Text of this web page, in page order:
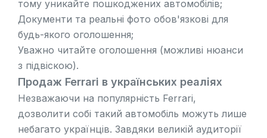
тому уникайте пошкоджених автомобілів;
Документи та реальні фото обов'язкові для
будь-якого оголошення;
Уважно читайте оголошення (можливі нюанси
з підвіскою).
Продаж Ferrari в українських реаліях
Незважаючи на популярність Ferrari,
дозволити собі такий автомобіль можуть лише
небагато українців. Завдяки великій аудиторії